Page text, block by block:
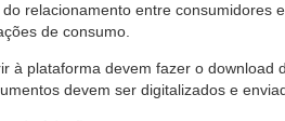
relacionamento entre
de consumo.
à plataforma devem fazer o
devem ser digitalizados e